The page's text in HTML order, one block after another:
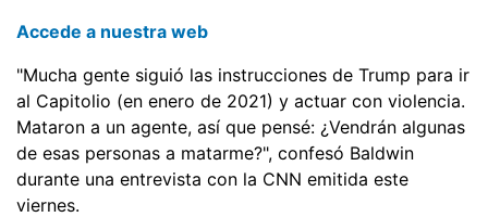
Accede a nuestra web
"Mucha gente siguió las instrucciones de Trump para ir
al Capitolio (en enero de 2021) y actuar con violencia.
Mataron a un agente, así que pensé: ¿Vendrán algunas
de esas personas a matarme?", confesó Baldwin
durante una entrevista con la CNN emitida este
viernes.